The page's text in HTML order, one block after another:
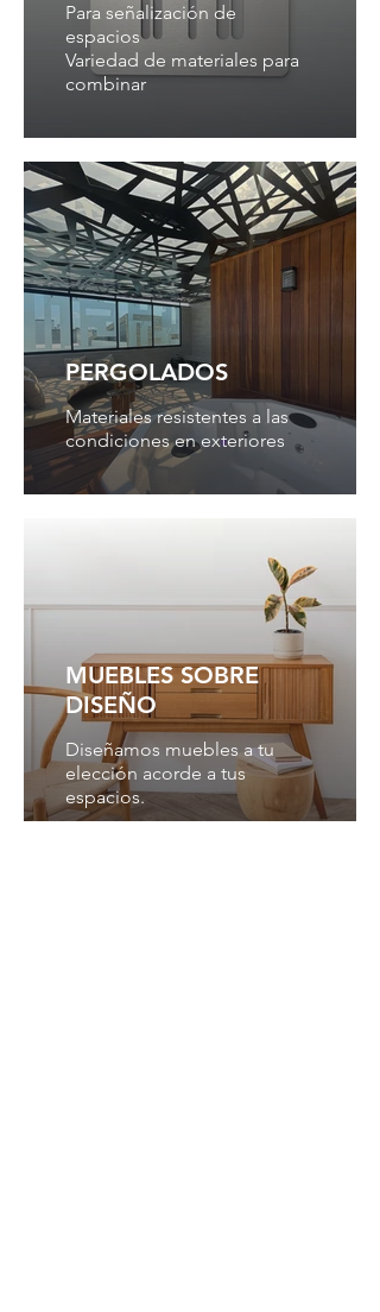
Para señalización de
espacios
Variedad de materiales para
combinar
PERGOLADOS
Materiales resistentes a las
condiciones en exteriores
MUEBLES SOBRE
DISEÑO
Diseñamos muebles a tu
elección acorde a tus
espacios.